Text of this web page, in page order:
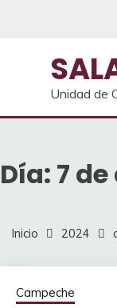
Unidad de
Día: 7
Inicio 2024
Campeche